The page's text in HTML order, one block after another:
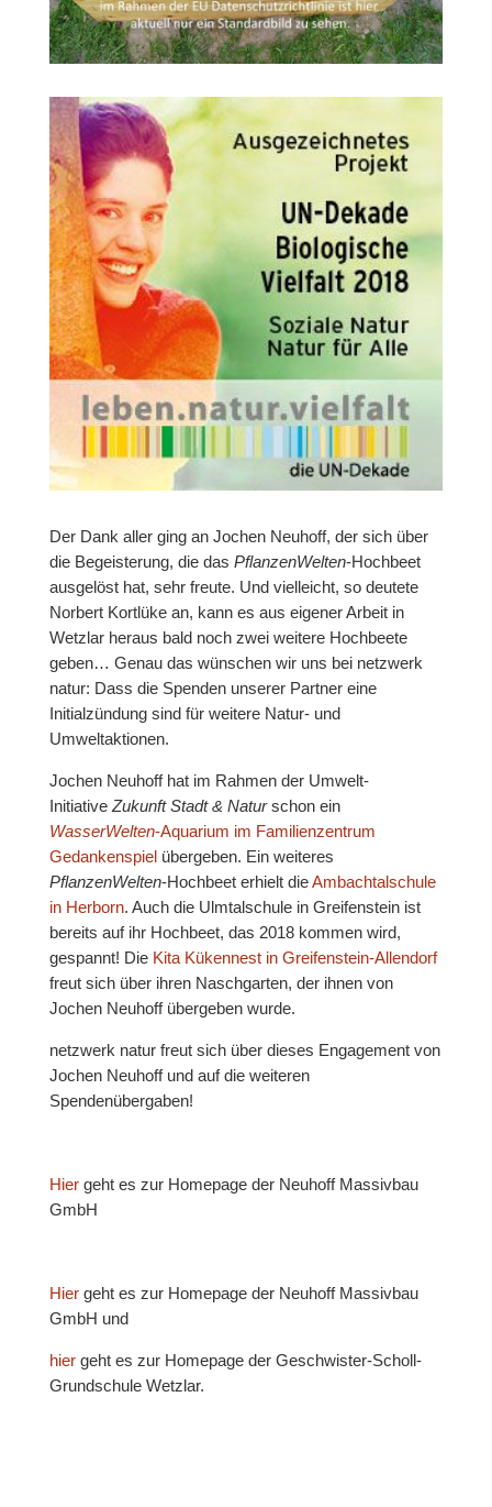
Der Dank aller ging an Jochen Neuhoff, der sich über
die Begeisterung, die das PflanzenWelten-Hochbeet
ausgelöst hat, sehr freute. Und vielleicht, so deutete
Norbert Kortlüke an, kann es aus eigener Arbeit in
Wetzlar heraus bald noch zwei weitere Hochbeete
geben… Genau das wünschen wir uns bei netzwerk
natur: Dass die Spenden unserer Partner eine
Initialzündung sind für weitere Natur- und
Umweltaktionen.
Jochen Neuhoff hat im Rahmen der Umwelt-
Initiative Zukunft Stadt & Naturschon ein
WasserWelten-Aquarium im Familienzentrum
Gedankenspielübergeben. Ein weiteres
PflanzenWelten-Hochbeet erhielt dieAmbachtalschule
in Herborn. Auch die Ulmtalschule in Greifenstein ist
bereits auf ihr Hochbeet, das 2018 kommen wird,
gespannt! Die Kita Kükennest in Greifenstein-Allendorf
freut sich über ihren Naschgarten, der ihnen von
Jochen Neuhoff übergeben wurde.
netzwerk natur freut sich über dieses Engagement von
Jochen Neuhoff und auf die weiteren
Spendenübergaben!
Hiergeht es zur Homepage der Neuhoff Massivbau
GmbH
Hier geht es zur Homepage der Neuhoff Massivbau
GmbH und
hier geht es zur Homepage der Geschwister-Scholl-
Grundschule Wetzlar.